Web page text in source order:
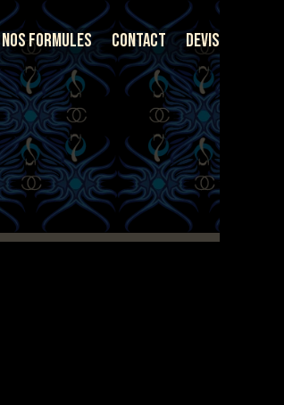
Nos Formules Contact Devis